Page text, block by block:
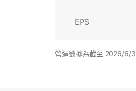
EPS
營運數據為截至 2026/6/